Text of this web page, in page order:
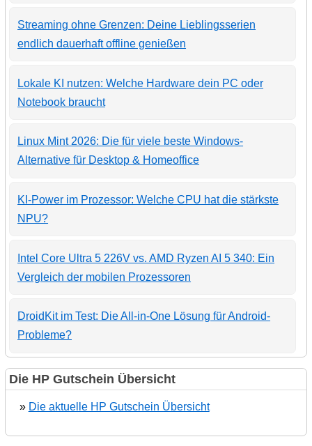
Streaming ohne Grenzen: Deine Lieblingsserien
endlich dauerhaft offline genießen
Lokale KI nutzen: Welche Hardware dein PC oder
Notebook braucht
Linux Mint 2026: Die für viele beste Windows-
Alternative für Desktop & Homeoffice
KI-Power im Prozessor: Welche CPU hat die stärkste
NPU?
Intel Core Ultra 5 226V vs. AMD Ryzen AI 5 340: Ein
Vergleich der mobilen Prozessoren
DroidKit im Test: Die All-in-One Lösung für Android-
Probleme?
Die HP Gutschein Übersicht
» Die aktuelle HP Gutschein Übersicht